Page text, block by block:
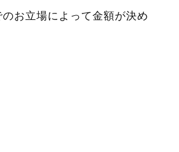
お立場によって金額が決め